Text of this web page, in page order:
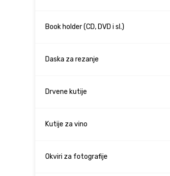
Book holder (CD, DVD i sl.)
Daska za rezanje
Drvene kutije
Kutije za vino
Okviri za fotografije